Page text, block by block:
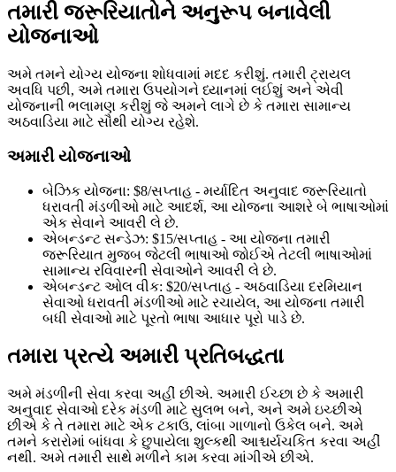
તમારી જરૂરિયાતોને અનુરૂપ બનાવેલી
યોજનાઓ
અમે તમને યોગ્ય યોજના શોધવામાં મદદ કરીશું. તમારી ટ્રાયલ
અવધિ પછી, અમે તમારા ઉપયોગને ધ્યાનમાં લઈશું અને એવી
યોજનાની ભલામણ કરીશું જે અમને લાગે છે કે તમારા સામાન્ય
અઠવાડિયા માટે સૌથી યોગ્ય રહેશે.
અમારી યોજનાઓ
બેઝિક યોજના: $8/સપ્તાહ - મર્યાદિત અનુવાદ જરૂરિયાતો
ધરાવતી મંડળીઓ માટે આદર્શ, આ યોજના આશરે બે ભાષાઓમાં
એક સેવાને આવરી લે છે.
એબન્ડન્ટ સન્ડેઝ: $15/સપ્તાહ - આ યોજના તમારી
જરૂરિયાત મુજબ જેટલી ભાષાઓ જોઈએ તેટલી ભાષાઓમાં
સામાન્ય રવિવારની સેવાઓને આવરી લે છે.
એબન્ડન્ટ ઓલ વીક: $20/સપ્તાહ - અઠવાડિયા દરમિયાન
સેવાઓ ધરાવતી મંડળીઓ માટે રચાયેલ, આ યોજના તમારી
બધી સેવાઓ માટે પૂરતો ભાષા આધાર પૂરો પાડે છે.
તમારા પ્રત્યે અમારી પ્રતિબદ્ધતા
અમે મંડળીની સેવા કરવા અહીં છીએ. અમારી ઈચ્છા છે કે અમારી
અનુવાદ સેવાઓ દરેક મંડળી માટે સુલભ બને, અને અમે ઇચ્છીએ
છીએ કે તે તમારા માટે એક ટકાઉ, લાંબા ગાળાનો ઉકેલ બને. અમે
તમને કરારોમાં બાંધવા કે છુપાયેલા શુલ્કથી આશ્ચર્યચકિત કરવા અહીં
નથી. અમે તમારી સાથે મળીને કામ કરવા માંગીએ છીએ.